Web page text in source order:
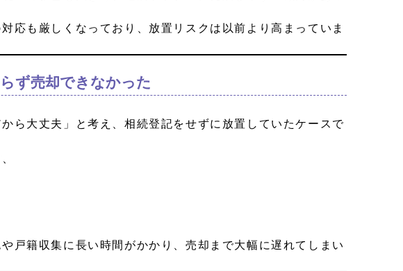
応も厳しくなっており、放置リスクは以前より高まっていま
ず売却できなかった
ら大丈夫」と考え、相続登記をせずに放置していたケースで
戸籍収集に長い時間がかかり、売却まで大幅に遅れてしまい